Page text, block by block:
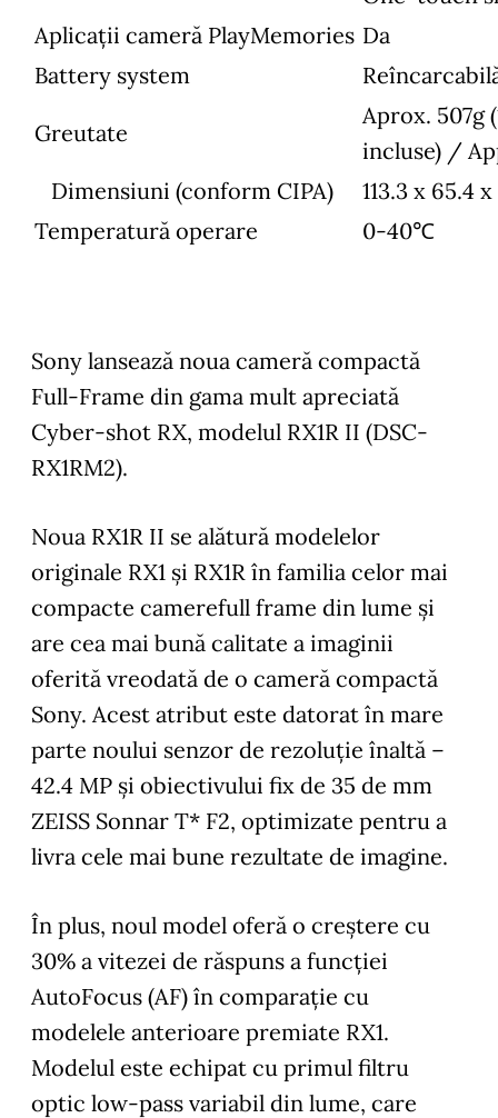
Aplicații cameră PlayMemories Da
Battery system
Greutate
Aprox. 507g
incluse) /
Dimensiuni (conform CIPA)
113.3 x 65.4
Temperatură operare
0-40℃
Sony lansează noua cameră compactă
Full-Frame din gama mult apreciată
Cyber-shot RX, modelul RX1R II (DSC-
RX1RM2).
Noua RX1R II se alătură modelelor
originale RX1 și RX1R în familia celor mai
compacte camerefull frame din lume și
are cea mai bună calitate a imaginii
oferită vreodată de o cameră compactă
Sony. Acest atribut este datorat în mare
parte noului senzor de rezoluție înaltă –
42.4 MP și obiectivului fix de 35 de mm
ZEISS Sonnar T* F2, optimizate pentru a
livra cele mai bune rezultate de imagine.
În plus, noul model oferă o creștere cu
30% a vitezei de răspuns a funcției
AutoFocus (AF) în comparație cu
modelele anterioare premiate RX1.
Modelul este echipat cu primul filtru
optic low-pass variabil din lume, care